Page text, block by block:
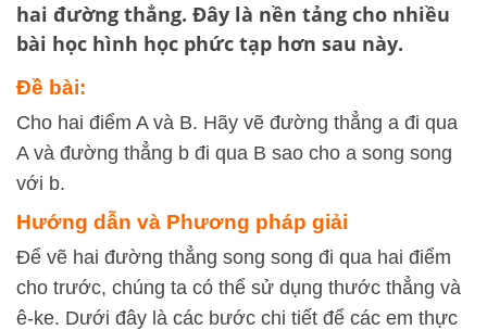
hai đường thẳng. Đây là nền tảng cho nhiều
bài học hình học phức tạp hơn sau này.
Đề bài:
Cho hai điểm A và B. Hãy vẽ đường thẳng a đi qua
A và đường thẳng b đi qua B sao cho a song song
với b.
Hướng dẫn và Phương pháp giải
Để vẽ hai đường thẳng song song đi qua hai điểm
cho trước, chúng ta có thể sử dụng thước thẳng và
ê-ke. Dưới đây là các bước chi tiết để các em thực